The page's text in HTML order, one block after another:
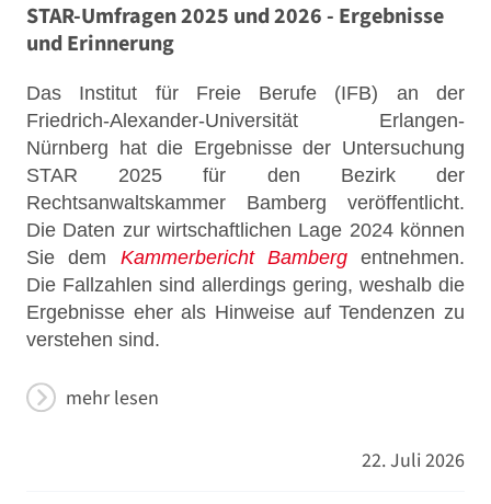
STAR-Umfragen 2025 und 2026 - Ergebnisse
und Erinnerung
Das Institut für Freie Berufe (IFB) an der
Friedrich-Alexander-Universität Erlangen-
Nürnberg hat die Ergebnisse der Untersuchung
STAR 2025 für den Bezirk der
Rechtsanwaltskammer Bamberg veröffentlicht.
Die Daten zur wirtschaftlichen Lage 2024 können
Sie dem Kammerbericht Bambergentnehmen.
Die Fallzahlen sind allerdings gering, weshalb die
Ergebnisse eher als Hinweise auf Tendenzen zu
verstehen sind.
mehr lesen
22. Juli 2026